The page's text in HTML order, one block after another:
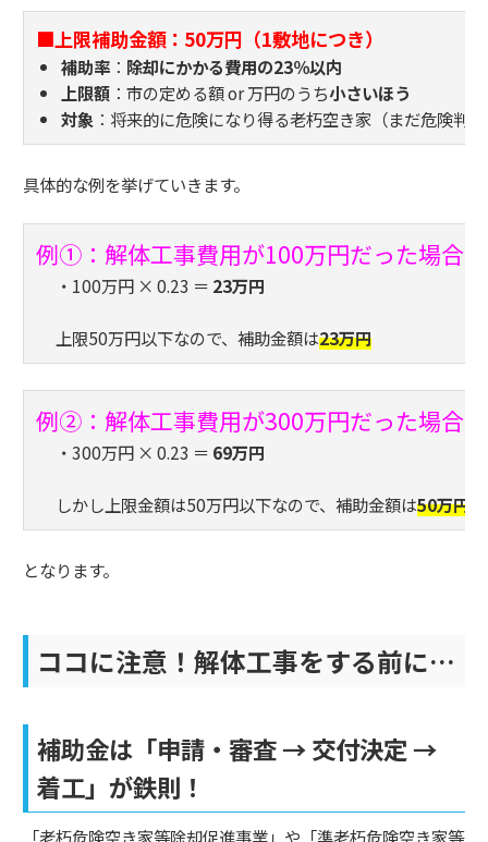
■上限補助金額：50万円（1敷地につき）
補助率 ： 除却にかかる費用の23％以内
上限額 ：市の定める額 or 万円のうち小さいほう
対象 ：将来的に危険になり得る老朽空き家（まだ危険判
具体的な例を挙げていきます。
例①：解体工事費用が100万円だった場合
・100万円 × 0.23 ＝ 23万円
上限50万円以下なので、補助金額は23万円
例②：解体工事費用が300万円だった場合
・300万円 × 0.23 ＝ 69万円
しかし上限金額は50万円以下なので、補助金額は50万円
となります。
ココに注意！解体工事をする前に…
補助金は「申請・審査 → 交付決定 →
着工」が鉄則！
「老朽危険空き家等除却促進事業」や「準老朽危険空き家等